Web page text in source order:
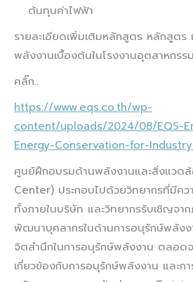
ต้นทุนค่าไฟฟ้า
รายละเอียดเพิ่มเติมหลักสูตร หลักสูตร
พลังงานเบื้องต้นในโรงงานอุตสาหกรรม
คลิ๊ก..
https://www.eqs.co.th/wp-
content/uploads/2024/08/EQS-
Energy-Conservation-for-
ศูนย์ฝึกอบรมด้านพลังงานและสิ่งแวด
Center) ประกอบไปด้วยวิทยากรที่มีคว
ทั้งภายในบริษัท และวิทยากรรับเชิญจา
พัฒนาบุคลากรในด้านการอนุรักษ์พลังง
จิตสำนึกในการอนุรักษ์พลังงาน ตลอด
เกี่ยวข้องกับการอนุรักษ์พลังงาน และก